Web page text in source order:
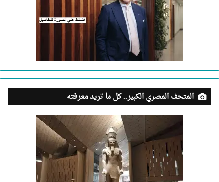
المتحف المصري الكبير.. كل ما تريد معرفته